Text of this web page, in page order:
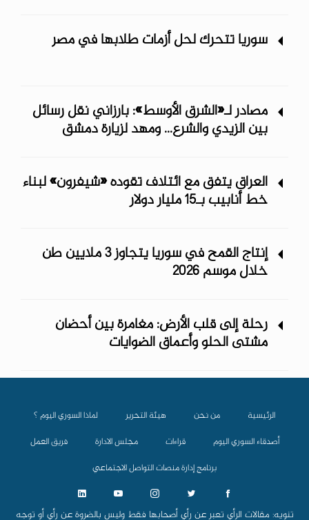
سوريا تتحرك لحل أزمات طلابها في مصر
مصادر لـ«الشرق الأوسط»: بارزاني نقل رسائل
بين الزيدي والشرع... ومهد لزيارة دمشق
العراق يتفق مع ائتلاف تقوده «شيفرون» لبناء
خط أنابيب بـ15 مليار دولار
إنتاج القمح في سوريا يتجاوز 3 ملايين طن
خلال موسم 2026
رحلة إلى قلب الأرض: مغامرة بين أحضان
مشتى الحلو وأعماق الضوايات
الرئيسية من نحن هيئة التحرير
لماذا السوري اليوم ؟
أصدقاء السوري اليوم
قراءات مجلس الادارة
فريق العمل
برنامج إدارة منصات التواصل الاجتماعي
تنويه: مقالات الرأي تعبر عن رأي أصحابها فقط وليس بالضروة عن رأي أو توجه